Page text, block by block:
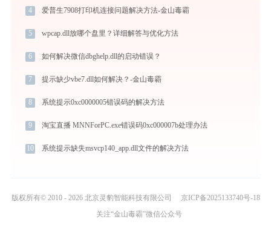
4 爱普生7908打印机连接问题解决方法-金山毒霸
5 wpcap.dll放哪个盘里？详细解答与优化方法
6 如何解决微信dbghelp.dll的启动错误？
7 提示缺少vbe7.dll如何解决？-金山毒霸
8 系统提示0xc0000005错误码的解决方法
9 淘宝直播 MNNForPC.exe错误码0xc000007b处理办法
10 系统提示缺失msvcp140_app.dll文件的解决方法
版权所有© 2010 - 2026 北京灵豹智能科技有限公司
京ICP备2025133740号-18
关注“金山毒霸”微信公众号